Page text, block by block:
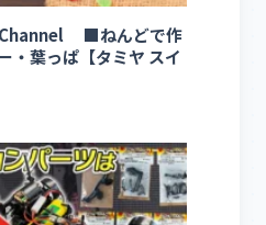
Channel ■ねんどで作
・葉っぱ【タミヤ スイ